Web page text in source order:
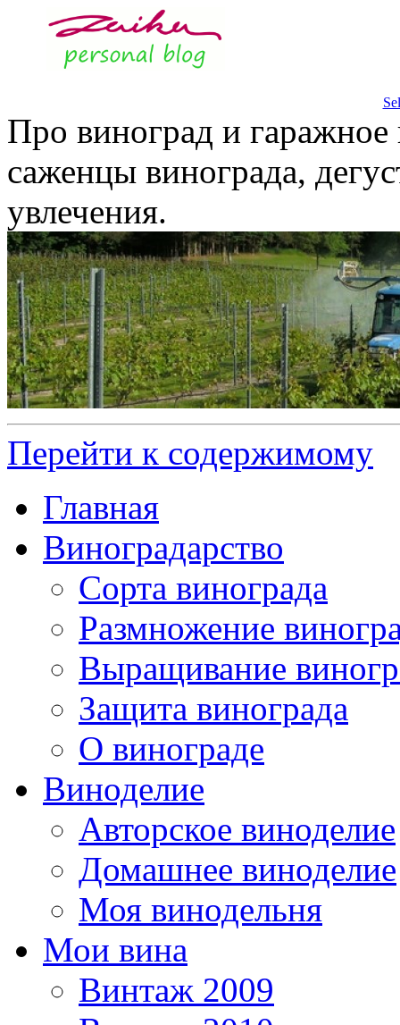
Про виноград и
саженцы винограда,
увлечения.
Перейти к содержимому
Главная
Виноградарство
Сорта винограда
Размножение
Выращивание
Защита винограда
О винограде
Виноделие
Авторское виноделие
Домашнее виноделие
Моя винодельня
Мои вина
Винтаж 2009